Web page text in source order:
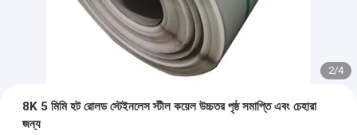
2/4
8K 5 মিমি হট রোলড স্টেইনলেস স্টীল কয়েল উচ্চতর পৃষ্ঠ সমাপ্তি এবং চেহারা
জন্য